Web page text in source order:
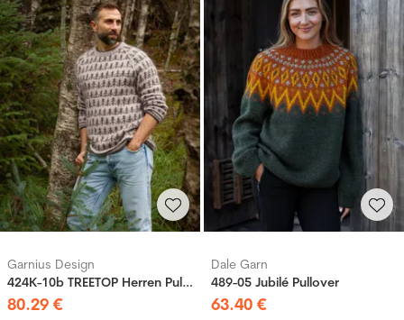
Garnius Design
424K-10b TREETOP Herren Pullover
80.29 €
Dale Garn
489-05 Jubilé Pullover
63.40 €